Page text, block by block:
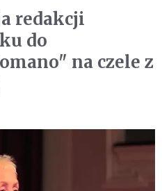
redakcji
do
na czele z